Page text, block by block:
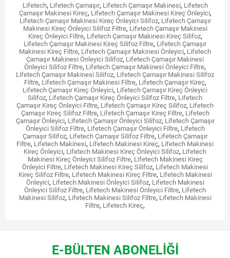
Lifetech, Lifetech Çamaşır, Lifetech Çamaşır Makinesi, Lifetech
Çamaşır Makinesi Kireç, Lifetech Çamaşır Makinesi Kireç Önleyici,
Lifetech Çamaşır Makinesi Kireç Önleyici Silifoz, Lifetech Çamaşır
Makinesi Kireç Önleyici Silifoz Filtre, Lifetech Çamaşır Makinesi
Kireç Önleyici Filtre, Lifetech Çamaşır Makinesi Kireç Silifoz,
Lifetech Çamaşır Makinesi Kireç Silifoz Filtre, Lifetech Çamaşır
Makinesi Kireç Filtre, Lifetech Çamaşır Makinesi Önleyici, Lifetech
Çamaşır Makinesi Önleyici Silifoz, Lifetech Çamaşır Makinesi
Önleyici Silifoz Filtre, Lifetech Çamaşır Makinesi Önleyici Filtre,
Lifetech Çamaşır Makinesi Silifoz, Lifetech Çamaşır Makinesi Silifoz
Filtre, Lifetech Çamaşır Makinesi Filtre, Lifetech Çamaşır Kireç,
Lifetech Çamaşır Kireç Önleyici, Lifetech Çamaşır Kireç Önleyici
Silifoz, Lifetech Çamaşır Kireç Önleyici Silifoz Filtre, Lifetech
Çamaşır Kireç Önleyici Filtre, Lifetech Çamaşır Kireç Silifoz, Lifetech
Çamaşır Kireç Silifoz Filtre, Lifetech Çamaşır Kireç Filtre, Lifetech
Çamaşır Önleyici, Lifetech Çamaşır Önleyici Silifoz, Lifetech Çamaşır
Önleyici Silifoz Filtre, Lifetech Çamaşır Önleyici Filtre, Lifetech
Çamaşır Silifoz, Lifetech Çamaşır Silifoz Filtre, Lifetech Çamaşır
Filtre, Lifetech Makinesi, Lifetech Makinesi Kireç, Lifetech Makinesi
Kireç Önleyici, Lifetech Makinesi Kireç Önleyici Silifoz, Lifetech
Makinesi Kireç Önleyici Silifoz Filtre, Lifetech Makinesi Kireç
Önleyici Filtre, Lifetech Makinesi Kireç Silifoz, Lifetech Makinesi
Kireç Silifoz Filtre, Lifetech Makinesi Kireç Filtre, Lifetech Makinesi
Önleyici, Lifetech Makinesi Önleyici Silifoz, Lifetech Makinesi
Önleyici Silifoz Filtre, Lifetech Makinesi Önleyici Filtre, Lifetech
Makinesi Silifoz, Lifetech Makinesi Silifoz Filtre, Lifetech Makinesi
Filtre, Lifetech Kireç,
E-BÜLTEN ABONELİĞİ